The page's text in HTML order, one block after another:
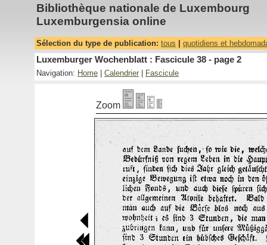
Bibliothèque nationale de Luxembourg
Luxemburgensia online
Sélection du type de publication: tous quotidiens et
Luxemburger Wochenblatt : Fascicule 38 - page 2
Navigation: Home Calendrier Fascicule
Zoom